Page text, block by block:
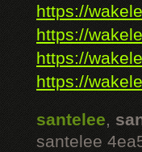
https://
https://
https://
https://
santelee,
santelee